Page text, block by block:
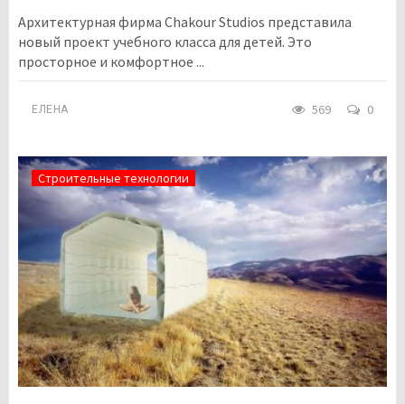
Архитектурная фирма Chakour Studios представила
новый проект учебного класса для детей. Это
просторное и комфортное ...
ЕЛЕНА 569 0
Строительные технологии